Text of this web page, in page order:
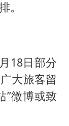
。
18日部分
大旅客留
”微博或致